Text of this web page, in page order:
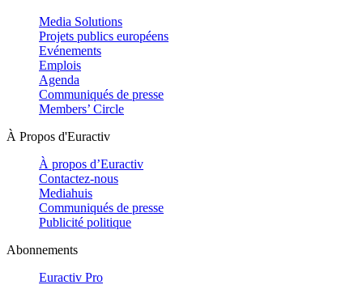
Media Solutions
Projets publics européens
Evénements
Emplois
Agenda
Communiqués de presse
Members’ Circle
À Propos d'Euractiv
À propos d’Euractiv
Contactez-nous
Mediahuis
Communiqués de presse
Publicité politique
Abonnements
Euractiv Pro